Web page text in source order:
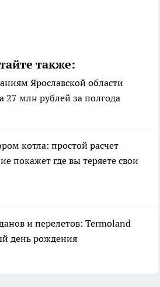
также:
Ярославской области
млн рублей за полгода
котла: простой расчет
покажет где вы теряете свои
и перелетов: Termoland
день рождения